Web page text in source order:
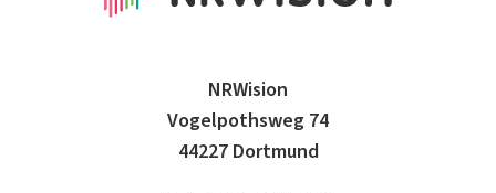
NRWision
Vogelpothsweg 74
44227 Dortmund